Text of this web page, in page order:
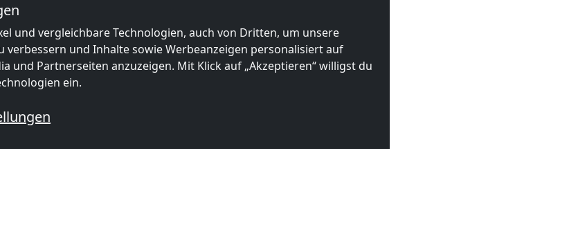
und vergleichbare Technologien, auch von Dritten, um unsere
verbessern und Inhalte sowie Werbeanzeigen personalisiert auf
und Partnerseiten anzuzeigen. Mit Klick auf „Akzeptieren“ willigst du
ein.